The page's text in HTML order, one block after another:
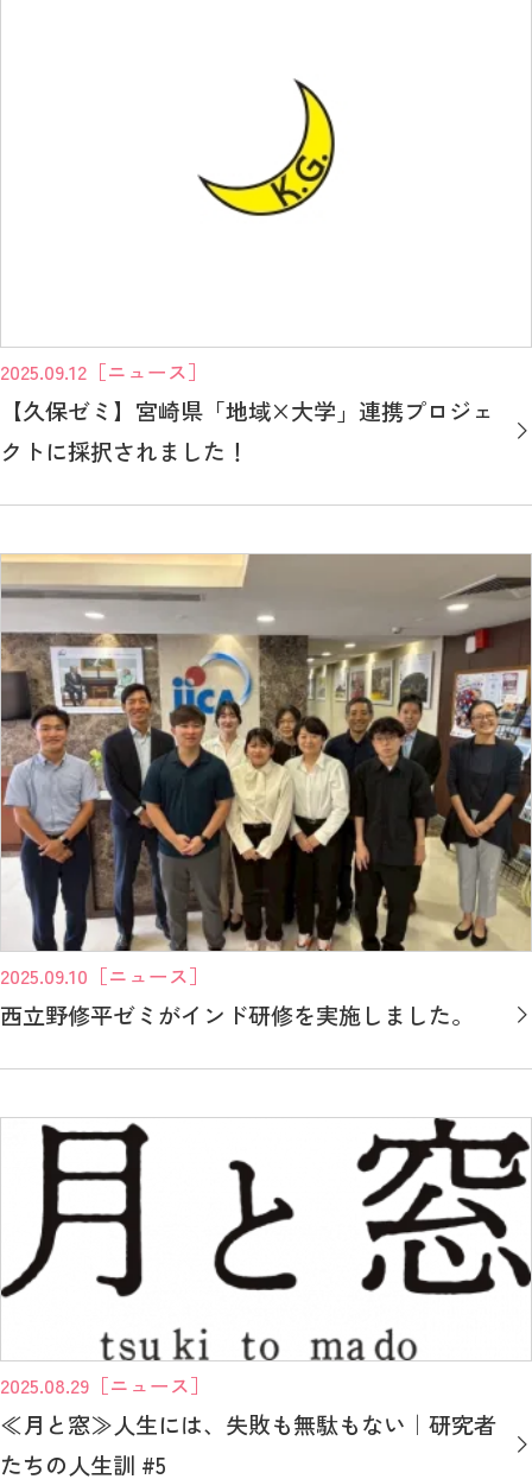
2025.09.12 ［ニュース］
【久保ゼミ】宮崎県「地域×大学」連携プロジェ
クトに採択されました！
2025.09.10 ［ニュース］
西立野修平ゼミがインド研修を実施しました。
2025.08.29 ［ニュース］
≪月と窓≫人生には、失敗も無駄もない｜研究者
たちの人生訓 #5